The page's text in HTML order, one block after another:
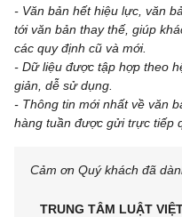
- Văn bản hết hiệu lực, văn
tới văn bản thay thế, giúp
các quy định cũ và mới.
- Dữ liệu được tập hợp theo
giản, dễ sử dụng.
- Thông tin mới nhất về văn
hàng tuần được gửi trực tiếp
Cảm ơn Quý khách đã
TRUNG TÂM LUẬT